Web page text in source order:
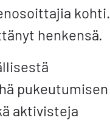
kohti.
henkensä.
pukeutumisen
aktivisteja